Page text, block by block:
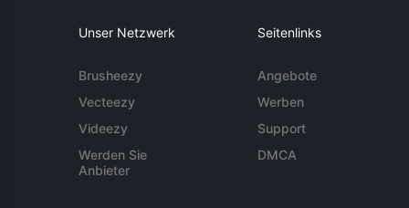
Unser Netzwerk
Brusheezy
Vecteezy
Videezy
Werden Sie
Anbieter
Seitenlinks
Angebote
Werben
Support
DMCA